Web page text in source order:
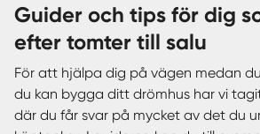
Guider och tips för dig som letar
efter tomter till salu
För att hjälpa dig på vägen medan
du kan bygga ditt drömhus har vi
där du får svar på mycket av det du